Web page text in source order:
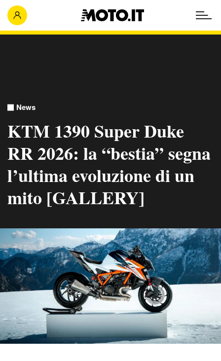
News
KTM 1390 Super Duke
RR 2026: la “bestia” segna
l’ultima evoluzione di un
mito [GALLERY]